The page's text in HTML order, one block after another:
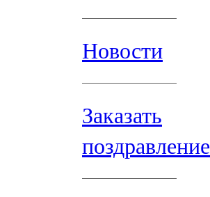
Новости
Заказать
поздравление